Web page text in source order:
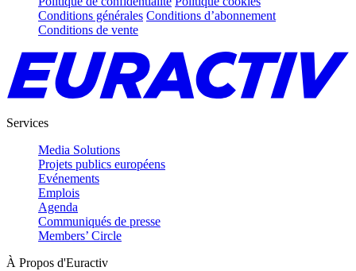
Conditions générales Conditions d’abonnement
Conditions de vente
Services
Media Solutions
Projets publics européens
Evénements
Emplois
Agenda
Communiqués de presse
Members’ Circle
À Propos d'Euractiv